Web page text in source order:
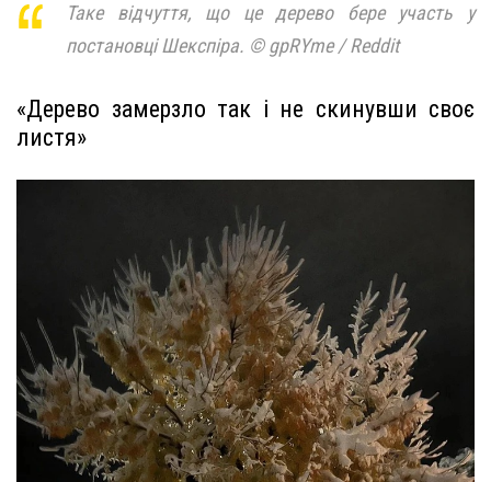
Таке відчуття, що це дерево бере участь у
постановці Шекспіра. © gpRYme / Reddit
«Дерево замерзло так і не скинувши своє
листя»